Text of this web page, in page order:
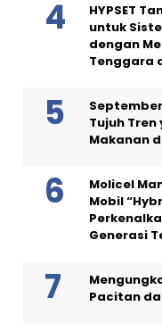
HYPSET
untuk
dengan
Tenggara
Tujuh
Makanan
Molicel
Mobil
Generasi
Pacitan